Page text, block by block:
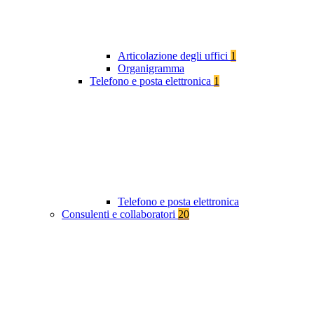
Articolazione degli uffici 1
Organigramma
Telefono e posta elettronica 1
Telefono e posta elettronica
Consulenti e collaboratori 20